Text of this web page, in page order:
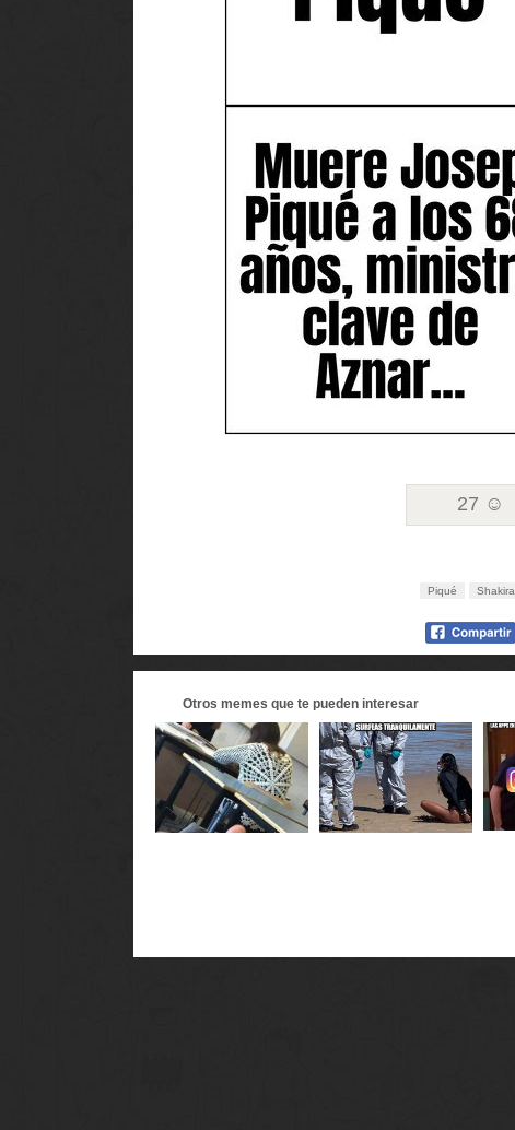
27 ☺
Piqué Shakira
Otros memes que te pueden interesar